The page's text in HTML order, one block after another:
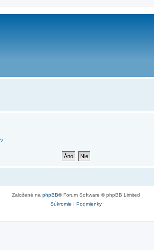
Založené na phpBB® Forum Software © phpBB Limited
Súkromie | Podmienky